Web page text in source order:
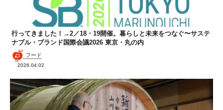
行ってきました！→2／18・19開催。暮らしと未来をつなぐ〜サステ
ナブル・ブランド国際会議2026 東京・丸の内
フード
2026.04.02